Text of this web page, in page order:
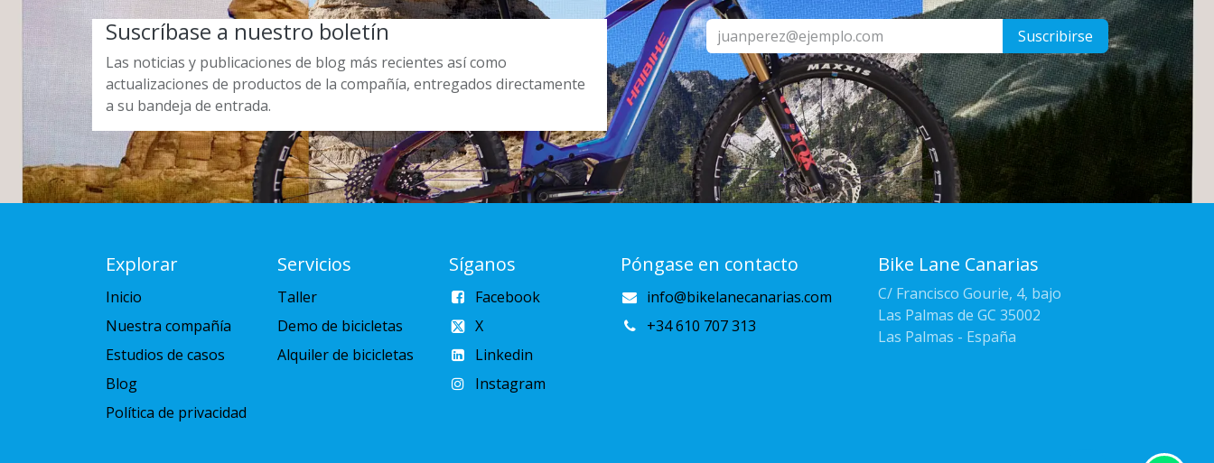
Suscríbase a nuestro boletín
Las noticias y publicaciones de blog más recientes así como
actualizaciones de productos de la compañía, entregados directamente
a su bandeja de entrada.
Suscribirse
Explorar
Inicio
Nuestra compañía
Estudios de casos
Blog
Política de privacidad
Servicios
Taller
Demo de bicicletas
Alquiler de bicicletas
Síganos
Facebook
X
Linkedin
Instagram
Póngase en contacto
info@bikelanecanarias.com
+34 610 707 313
Bike Lane Canarias
C/ Francisco Gourie, 4, bajo
Las Palmas de GC 35002
Las Palmas - España